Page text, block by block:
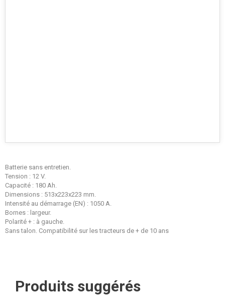
Batterie sans entretien.
Tension : 12 V.
Capacité : 180 Ah.
Dimensions : 513x223x223 mm.
Intensité au démarrage (EN) : 1050 A.
Bornes : largeur.
Polarité + : à gauche.
Sans talon. Compatibilité sur les tracteurs de + de 10 ans
Produits suggérés